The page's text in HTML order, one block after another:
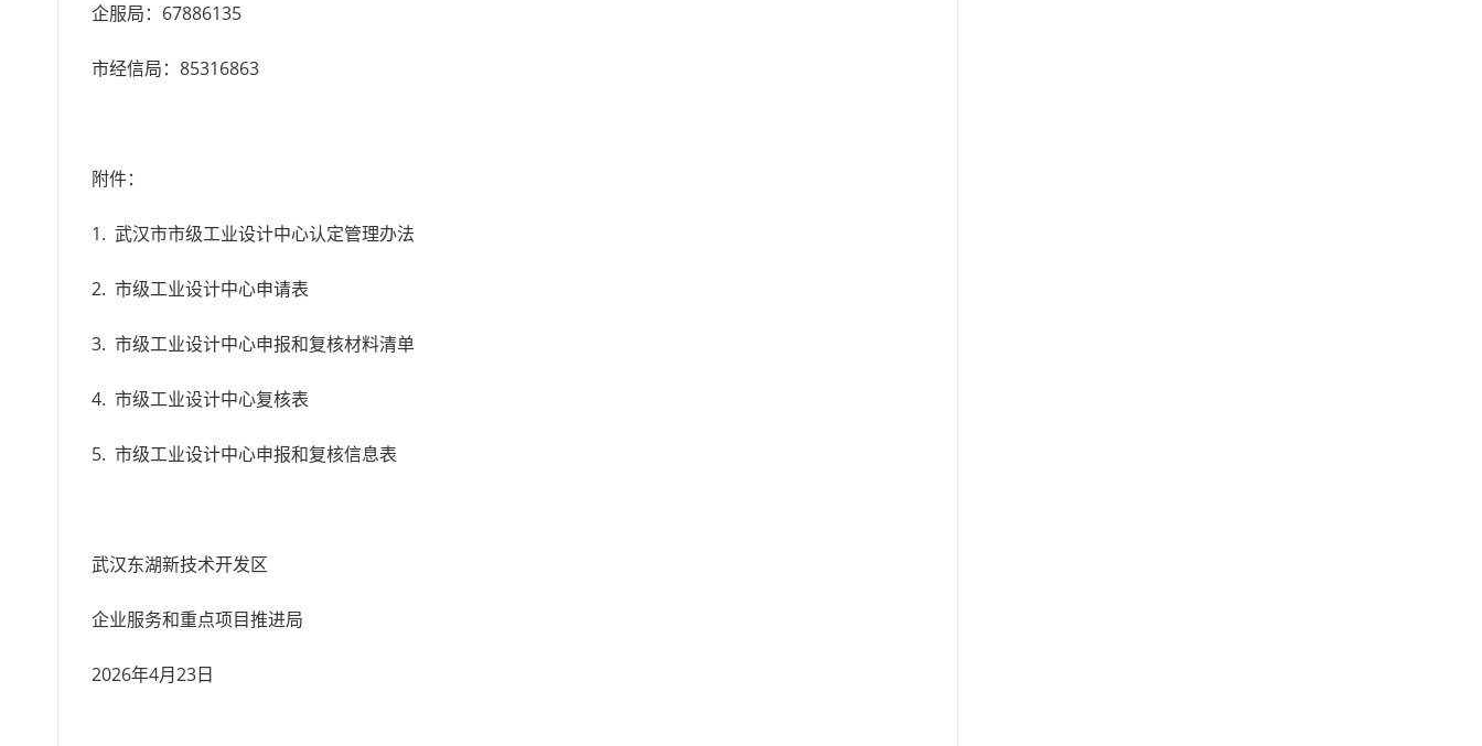
企服局：67886135
市经信局：85316863
附件：
1. 武汉市市级工业设计中心认定管理办法
2. 市级工业设计中心申请表
3. 市级工业设计中心申报和复核材料清单
4. 市级工业设计中心复核表
5. 市级工业设计中心申报和复核信息表
武汉东湖新技术开发区
企业服务和重点项目推进局
2026年4月23日